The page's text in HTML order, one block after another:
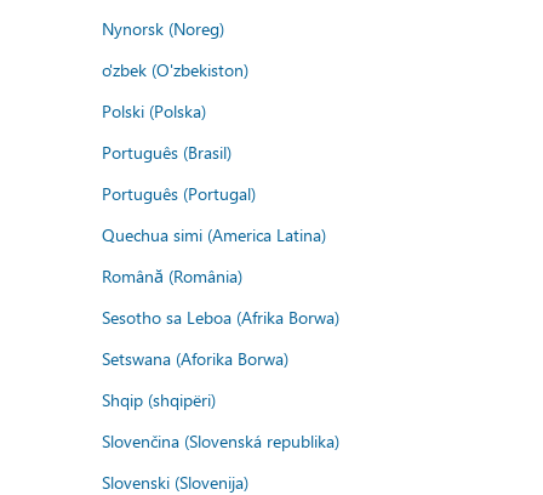
Nynorsk (Noreg)
o'zbek (O'zbekiston)
Polski (Polska)
Português (Brasil)
Português (Portugal)
Quechua simi (America Latina)
Română (România)
Sesotho sa Leboa (Afrika Borwa)
Setswana (Aforika Borwa)
Shqip (shqipëri)
Slovenčina (Slovenská republika)
Slovenski (Slovenija)